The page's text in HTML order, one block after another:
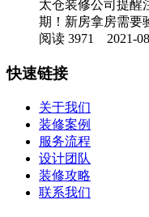
太仓装修公司提醒
期！新房拿房需要
阅读 3971 2021-
快速链接
关于我们
装修案例
服务流程
设计团队
装修攻略
联系我们